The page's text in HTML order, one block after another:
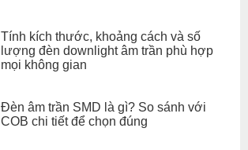
Tính kích thước, khoảng cách và số
lượng đèn downlight âm trần phù hợp
mọi không gian
Đèn âm trần SMD là gì? So sánh với
COB chi tiết để chọn đúng